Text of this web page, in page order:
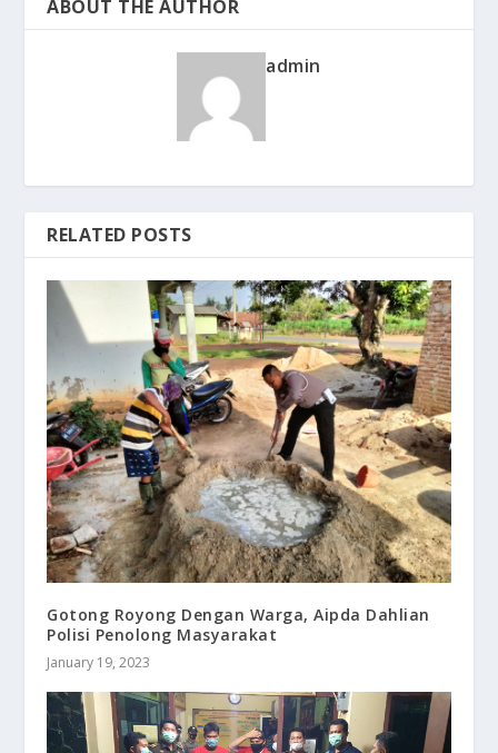
ABOUT THE AUTHOR
admin
RELATED POSTS
Gotong Royong Dengan Warga, Aipda Dahlian
Polisi Penolong Masyarakat
January 19, 2023